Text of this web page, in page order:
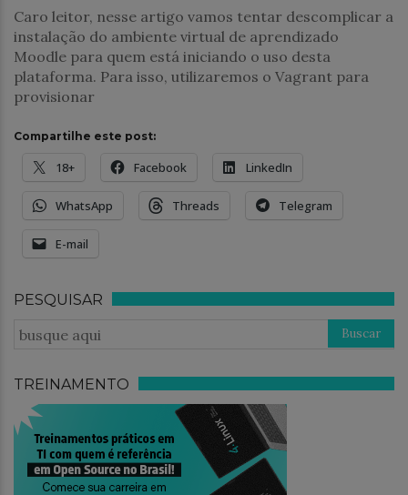
Caro leitor, nesse artigo vamos tentar descomplicar a
instalação do ambiente virtual de aprendizado
Moodle para quem está iniciando o uso desta
plataforma. Para isso, utilizaremos o Vagrant para
provisionar
Compartilhe este post:
18+ Facebook LinkedIn
WhatsApp Threads Telegram
E-mail
PESQUISAR
TREINAMENTO